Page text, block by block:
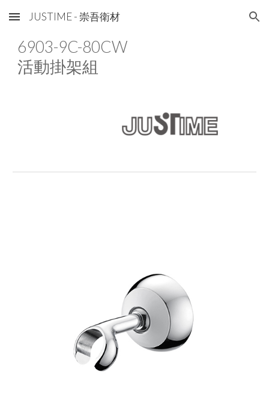
Skip to main content Skip to navigation
JUSTIME - 崇吾衛材
6903-9C-80CW
活動掛架組